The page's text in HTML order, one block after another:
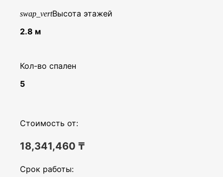
swap_vertВысота этажей
2.8 м
Кол-во спален
5
Стоимость от:
18,341,460 ₸
Срок работы: